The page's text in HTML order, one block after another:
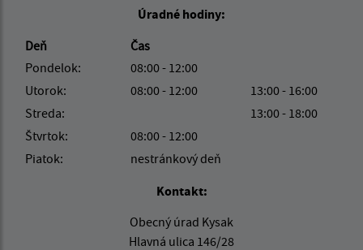
Úradné hodiny:
Deň
Čas
Pondelok:
08:00 - 12:00
Utorok:
08:00 - 12:00
13:00 - 16:00
Streda:
13:00 - 18:00
Štvrtok:
08:00 - 12:00
Piatok:
nestránkový deň
Kontakt:
Obecný úrad Kysak
Hlavná ulica 146/28